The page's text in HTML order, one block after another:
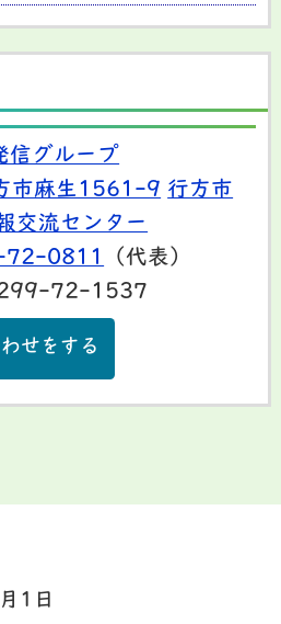
信グループ
市麻生1561-9 行方市
交流センター
0811
（代表）
72-1537
せをする
1日